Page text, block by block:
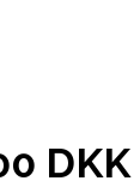
DKK